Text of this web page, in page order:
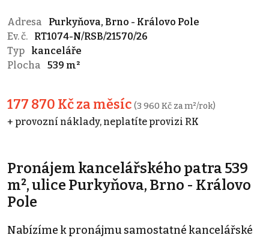
Adresa
Purkyňova, Brno - Královo Pole
Ev. č.
RT1074-N/RSB/21570/26
Typ
kanceláře
Plocha
539 m²
177 870 Kč za měsíc (3 960 Kč za m²/rok)
+ provozní náklady, neplatíte provizi RK
Pronájem kancelářského patra 539
m², ulice Purkyňova, Brno - Královo
Pole
Nabízíme k pronájmu samostatné kancelářské